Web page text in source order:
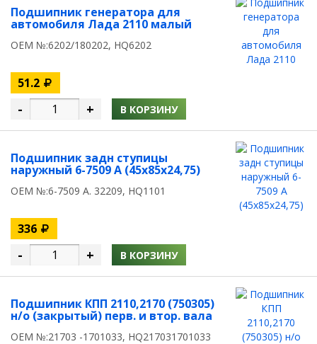
Подшипник генератора для
автомобиля Лада 2110 малый
OEM №:6202/180202, HQ6202
51.2
- + В КОРЗИНУ
Подшипник задн ступицы
наружный 6-7509 А (45x85x24,75)
OEM №:6-7509 А. 32209, HQ1101
336
- + В КОРЗИНУ
Подшипник КПП 2110,2170 (750305)
н/о (закрытый) перв. и втор. вала
OEM №:21703 -1701033, HQ217031701033